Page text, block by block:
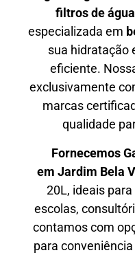
filtros de água
especializada em
sua hidratação
eficiente.
exclusivamente
marcas
qualidade
Fornecemos
em Jardim Bela
20L, ideais
escolas,
contamos com
para